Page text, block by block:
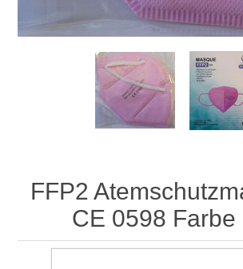
FFP2
CE 0598 Farbe